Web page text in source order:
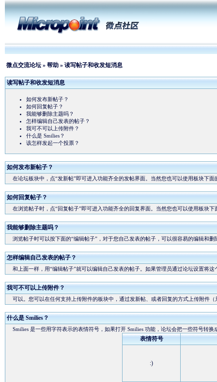
微点交流论坛 » 帮助 » 读写帖子和收发短消息
读写帖子和收发短消息
如何发布新帖子？
如何回复帖子？
我能够删除主题吗？
怎样编辑自己发表的帖子？
我可不可以上传附件？
什么是 Smilies？
该怎样发起一个投票？
如何发布新帖子？
在论坛板块中，点“发新帖”即可进入功能齐全的发帖界面。当然您也可以使用板块下
如何回复帖子？
在浏览帖子时，点“回复帖子”即可进入功能齐全的回复界面。当然您也可以使用板块
我能够删除主题吗？
浏览帖子时可以按下面的“编辑帖子”，对于您自己发表的帖子，可以很容易的编辑和
怎样编辑自己发表的帖子？
和上面一样，用“编辑帖子”就可以编辑自己发表的帖子。如果管理员通过论坛设置将这
我可不可以上传附件？
可以。您可以在任何支持上传附件的板块中，通过发新帖、或者回复的方式上传附件
什么是 Smilies？
Smilies 是一些用字符表示的表情符号，如果打开 Smilies 功能，论坛会把一些符号转
表情符号
:)